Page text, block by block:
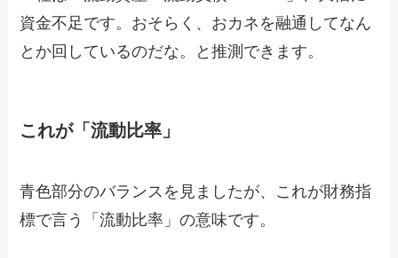
資金不足です。おそらく、おカネを融通してなん
とか回しているのだな。と推測できます。
これが「流動比率」
青色部分のバランスを見ましたが、これが財務指
標で言う「流動比率」の意味です。